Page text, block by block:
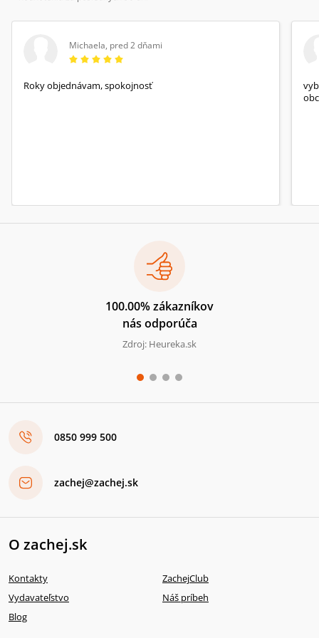
Michaela, pred 2 dňami
Roky objednávam, spokojnosť
100.00% zákazníkov
nás odporúča
Zdroj: Heureka.sk
0850 999 500
zachej@zachej.sk
O zachej.sk
Kontakty
ZachejClub
Vydavateľstvo
Náš príbeh
Blog